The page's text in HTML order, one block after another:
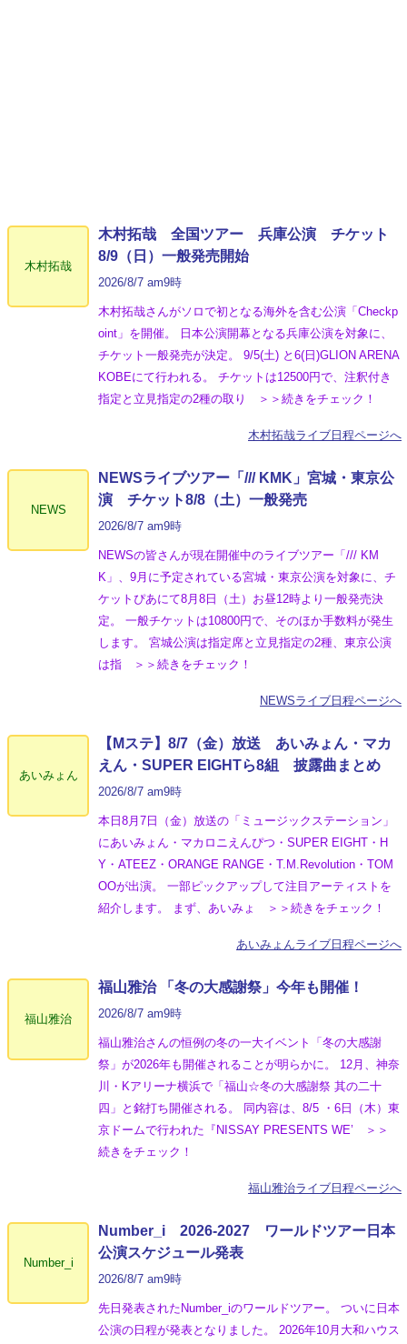
木村拓哉
木村拓哉 全国ツアー 兵庫公演 チケット
8/9（日）一般発売開始
2026/8/7 am9時
木村拓哉さんがソロで初となる海外を含む公演「Checkp
oint」を開催。 日本公演開幕となる兵庫公演を対象に、
チケット一般発売が決定。 9/5(土) と6(日)GLION ARENA
KOBEにて行われる。 チケットは12500円で、注釈付き
指定と立見指定の2種の取り ＞＞続きをチェック！
木村拓哉ライブ日程ページへ
NEWS
NEWSライブツアー「/// KMK」宮城・東京公
演 チケット8/8（土）一般発売
2026/8/7 am9時
NEWSの皆さんが現在開催中のライブツアー「/// KM
K」、9月に予定されている宮城・東京公演を対象に、チ
ケットぴあにて8月8日（土）お昼12時より一般発売決
定。 一般チケットは10800円で、そのほか手数料が発生
します。 宮城公演は指定席と立見指定の2種、東京公演
は指 ＞＞続きをチェック！
NEWSライブ日程ページへ
あいみょん
【Mステ】8/7（金）放送 あいみょん・マカ
えん・SUPER EIGHTら8組 披露曲まとめ
2026/8/7 am9時
本日8月7日（金）放送の「ミュージックステーション」
にあいみょん・マカロニえんぴつ・SUPER EIGHT・H
Y・ATEEZ・ORANGE RANGE・T.M.Revolution・TOM
OOが出演。 一部ピックアップして注目アーティストを
紹介します。 まず、あいみょ ＞＞続きをチェック！
あいみょんライブ日程ページへ
福山雅治
福山雅治 「冬の⼤感謝祭」今年も開催！
2026/8/7 am9時
福山雅治さんの恒例の冬の一大イベント「冬の⼤感謝
祭」が2026年も開催されることが明らかに。 12月、神奈
川・Kアリーナ横浜で「福山☆冬の大感謝祭 其の二十
四」と銘打ち開催される。 同内容は、8/5 ・6日（木）東
京ドームで行われた『NISSAY PRESENTS WE’ ＞＞
続きをチェック！
福山雅治ライブ日程ページへ
Number_i
Number_i 2026‐2027 ワールドツアー日本
公演スケジュール発表
2026/8/7 am9時
先日発表されたNumber_iのワールドツアー。 ついに日本
公演の日程が発表となりました。 2026年10月大和ハウス